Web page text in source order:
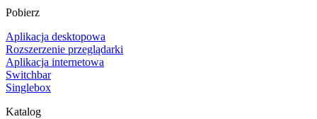
Pobierz
Aplikacja desktopowa
Rozszerzenie przeglądarki
Aplikacja internetowa
Switchbar
Singlebox
Katalog